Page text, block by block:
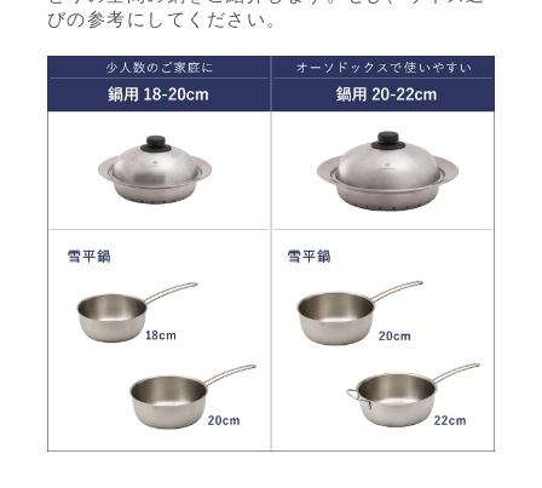
びの参考にしてください。